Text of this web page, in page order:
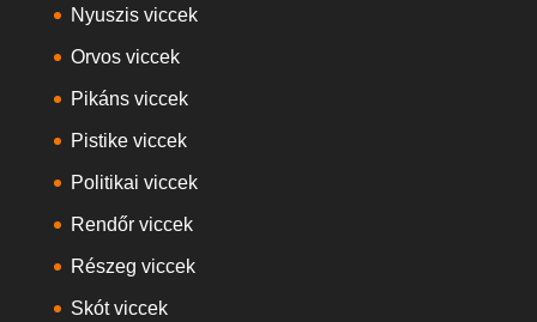
Nyuszis viccek
Orvos viccek
Pikáns viccek
Pistike viccek
Politikai viccek
Rendőr viccek
Részeg viccek
Skót viccek